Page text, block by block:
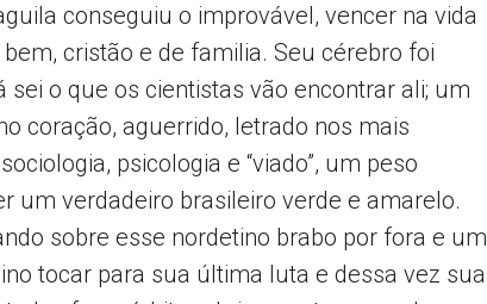
conseguiu o improvável, vencer na vida
cristão e de familia. Seu cérebro foi
o que os cientistas vão encontrar ali; um
coração, aguerrido, letrado nos mais
psicologia e “viado”, um peso
um verdadeiro brasileiro verde e amarelo.
sobre esse nordetino brabo por fora e um
tocar para sua última luta e dessa vez sua